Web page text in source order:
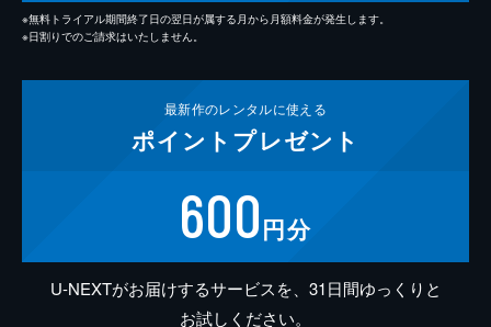
※無料トライアル期間終了日の翌日が属する月から月額料金が発生します。
※日割りでのご請求はいたしません。
最新作のレンタルに使える
ポイント プレゼント
600円分
U-NEXTがお届けするサービスを、31日間ゆっくりと
お試しください。